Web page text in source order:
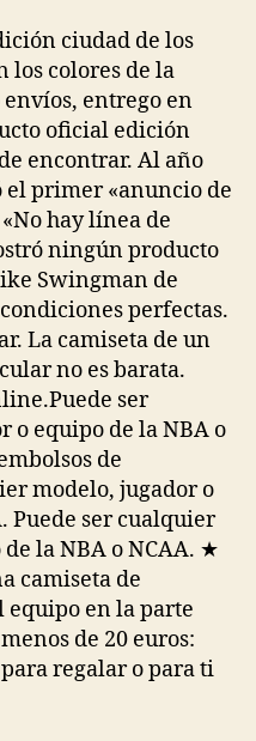
ciudad de los
los colores de la
entrego en
oficial edición
encontrar. Al año
el primer «anuncio de
hay línea de
ningún producto
Swingman de
perfectas.
La camiseta de un
no es barata.
ser
o equipo de la NBA o
de
modelo, jugador o
Puede ser cualquier
la NBA o NCAA. ★
camiseta de
equipo en la parte
de 20 euros:
regalar o para ti